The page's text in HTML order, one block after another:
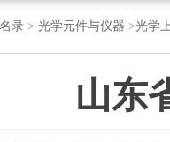
录> 光学元件与仪器 >光学
山东